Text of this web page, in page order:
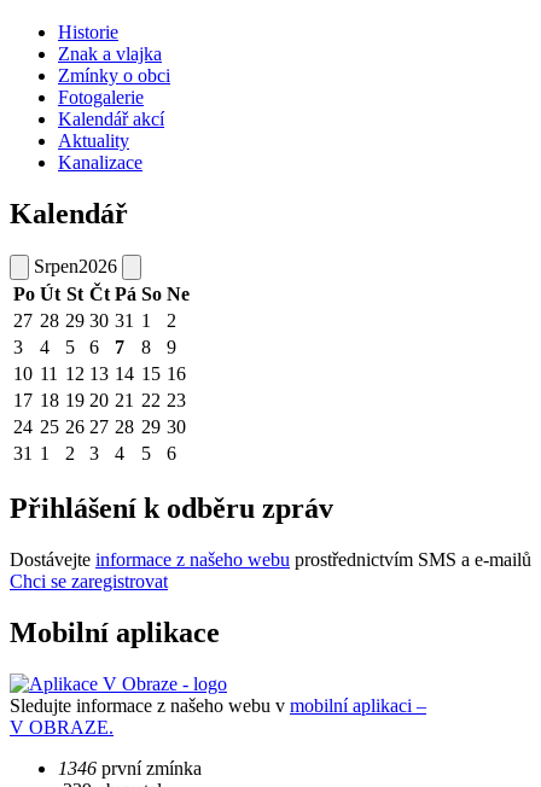
Historie
Znak a vlajka
Zmínky o obci
Fotogalerie
Kalendář akcí
Aktuality
Kanalizace
Kalendář
Srpen2026
Po Út St Čt Pá So Ne
27 28 29 30 31 1
2
3
4 5 6 7 8
9
10 11 12 13 14 15 16
17 18 19 20 21 22 23
24 25 26 27 28 29 30
31 1 2 3 4 5 6
Přihlášení k odběru zpráv
Dostávejte informace z našeho webu prostřednictvím SMS a e-mailů
Chci se zaregistrovat
Mobilní aplikace
Sledujte informace z našeho webu v mobilní aplikaci –
V OBRAZE.
1346 první zmínka